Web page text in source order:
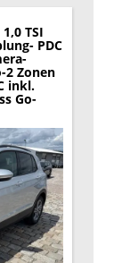
1,0 TSI
PDC
2 Zonen
inkl.
Go-